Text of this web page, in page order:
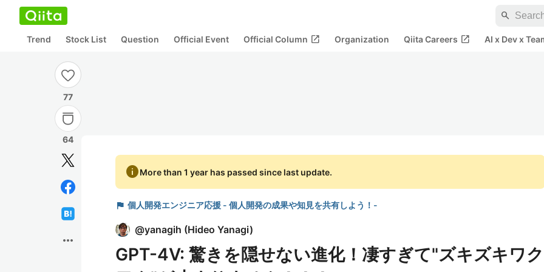
search
Trend Stock List Question Official Event Official Column open_in_new Organization Qiita Careers open_in_new AI x Dev x
77
64
more_horiz
infoMore than 1 year has passed since last update.
flag 個人開発エンジニア応援 - 個人開発の成果や知見を共有しよう！-
@yanagih (Hideo Yanagi)
GPT-4V: 驚きを隠せない進化！凄すぎて"ズキズキワク